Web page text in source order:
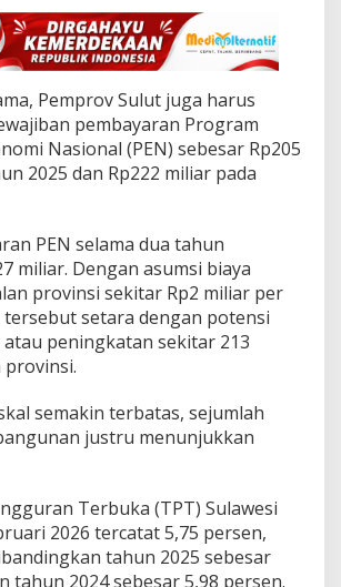
t
a
p
B
e
r
b
i
c
Pemprov Sulut juga harus
pembayaran Program
Nasional (PEN) sebesar Rp205
2025 dan Rp222 miliar pada
PEN selama dua tahun
miliar. Dengan asumsi biaya
provinsi sekitar Rp2 miliar per
setara dengan potensi
peningkatan sekitar 213
semakin terbatas, sejumlah
justru menunjukkan
Terbuka (TPT) Sulawesi
2026 tercatat 5,75 persen,
tahun 2025 sebesar
tahun 2024 sebesar 5,98 persen.